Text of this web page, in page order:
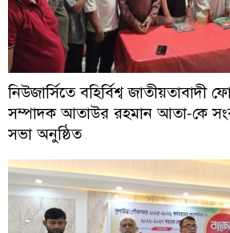
নিউজার্সিতে বহির্বিশ্ব জাতীয়তাবাদী
সম্পাদক আতাউর রহমান আতা-কে
সভা অনুষ্ঠিত